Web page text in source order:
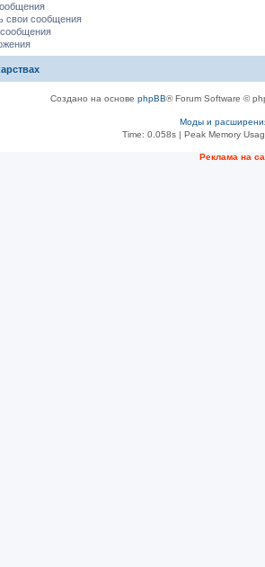
свои сообщения
Создано на основе phpBB® Forum Software ©
Моды и
Time: 0.058s| Peak Memory
Рeклама на